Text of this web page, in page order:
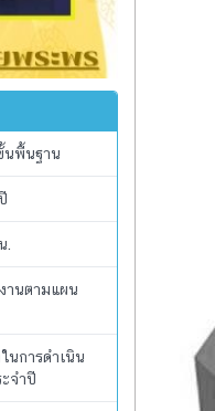
นพื้นฐาน
านตามแผน
นการดำเนิน
จำปี